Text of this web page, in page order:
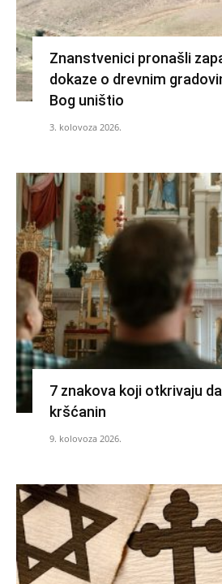
Znanstvenici pronašli
dokaze o drevnim
Bog uništio
3. kolovoza 2026.
7 znakova koji otkrivaju
kršćanin
9. kolovoza 2026.